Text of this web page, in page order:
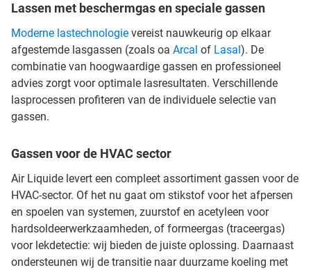
Lassen met beschermgas en speciale gassen
Moderne lastechnologie vereist nauwkeurig op elkaar
afgestemde lasgassen (zoals oa Arcal of Lasal ). De
combinatie van hoogwaardige gassen en professioneel
advies zorgt voor optimale lasresultaten. Verschillende
lasprocessen profiteren van de individuele selectie van
gassen.
Gassen voor de HVAC sector
Air Liquide levert een compleet assortiment gassen voor de
HVAC-sector. Of het nu gaat om stikstof voor het afpersen
en spoelen van systemen, zuurstof en acetyleen voor
hardsoldeerwerkzaamheden, of formeergas (traceergas)
voor lekdetectie: wij bieden de juiste oplossing. Daarnaast
ondersteunen wij de transitie naar duurzame koeling met